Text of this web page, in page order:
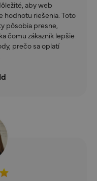
aby web
hodnotu riešenia. Toto
pôsobia presne,
čomu zákazník lepšie
prečo sa oplatí